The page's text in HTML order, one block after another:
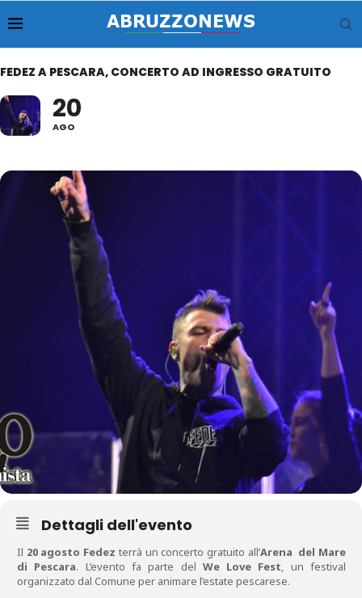
FEDEZ A PESCARA, CONCERTO AD INGRESSO GRATUITO
20
AGO
Dettagli dell'evento
Il 20 agosto Fedez terrà un concerto gratuito all’Arena del Mare
di Pescara. L’evento fa parte del We Love Fest, un festival
organizzato dal Comune per animare l’estate pescarese.